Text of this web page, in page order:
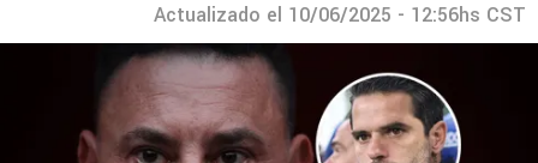
Actualizado el 10/06/2025 - 12:56hs CST